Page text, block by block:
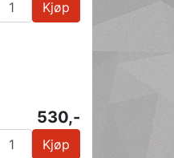
Kjøp
530,-
Kjøp